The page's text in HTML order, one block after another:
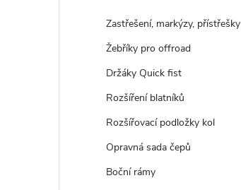
Zastřešení, markýzy, přístřešky
Žebříky pro offroad
Držáky Quick fist
Rozšíření blatníků
Rozšířovací podložky kol
Opravná sada čepů
Boční rámy